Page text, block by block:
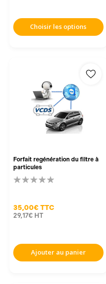
Choisir les options
Forfait regénération du filtre à
particules
35,00€ TTC
29,17€ HT
Ajouter au panier